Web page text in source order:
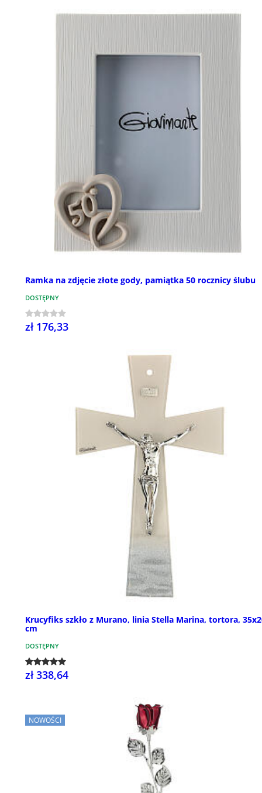
Ramka na zdjęcie złote gody, pamiątka 50 rocznicy ślubu
DOSTĘPNY
zł 176,33
Krucyfiks szkło z Murano, linia Stella Marina, tortora,
cm
DOSTĘPNY
zł 338,64
NOWOŚCI